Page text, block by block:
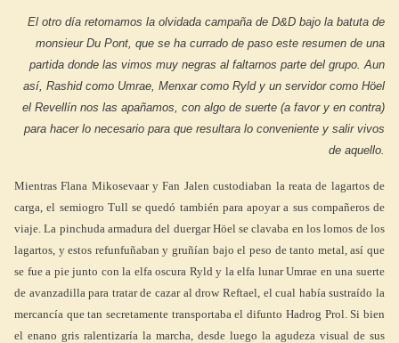
El otro día retomamos la olvidada campaña de D&D bajo la batuta de
monsieur Du Pont, que se ha currado de paso este resumen de una
partida donde las vimos muy negras al faltarnos parte del grupo. Aun
así, Rashid como Umrae, Menxar como Ryld y un servidor como Höel
el Revellín nos las apañamos, con algo de suerte (a favor y en contra)
para hacer lo necesario para que resultara lo conveniente y salir vivos
de aquello.
Mientras Flana Mikosevaar y Fan Jalen custodiaban la reata de lagartos de
carga, el semiogro Tull se quedó también para apoyar a sus compañeros de
viaje. La pinchuda armadura del duergar Höel se clavaba en los lomos de los
lagartos, y estos refunfuñaban y gruñían bajo el peso de tanto metal, así que
se fue a pie junto con la elfa oscura Ryld y la elfa lunar Umrae en una suerte
de avanzadilla para tratar de cazar al drow Reftael, el cual había sustraído la
mercancía que tan secretamente transportaba el difunto Hadrog Prol. Si bien
el enano gris ralentizaría la marcha, desde luego la agudeza visual de sus